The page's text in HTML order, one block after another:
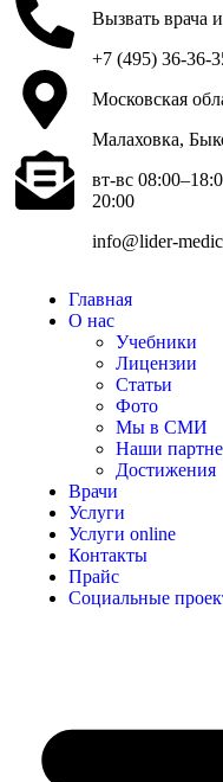
Вызвать врача
+7 (495) 36-36-
Московская
Малаховка,
вт-вс
20:00
info@lider-
Главная
О нас
Учебники
Лицензии
Статьи
Фото
Мы в СМИ
Наши
Достижения
Врачи
Услуги
Услуги online
Контакты
Прайс
Социальные